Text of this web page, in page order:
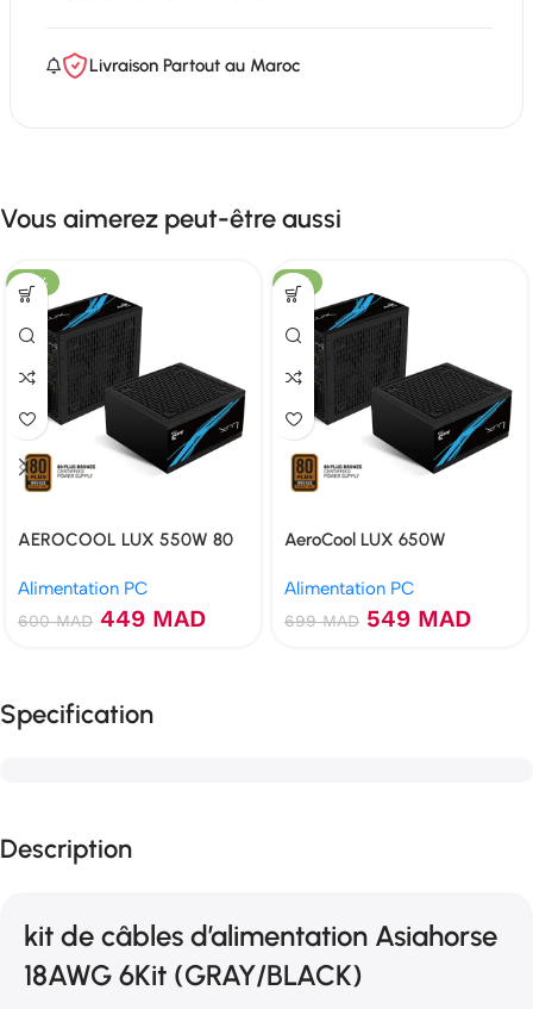
Livraison Partout au Maroc
Vous aimerez peut-être aussi
-25%
AEROCOOL LUX 550W 80
Alimentation PC
600MAD 449 MAD
-21%
AeroCool LUX 650W
Alimentation PC
699MAD 549 MAD
Specification
Description
kit de câbles d’alimentation Asiahorse
18AWG 6Kit (GRAY/BLACK)